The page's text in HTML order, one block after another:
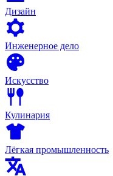
Дизайн
Инженерное дело
Искусство
Кулинария
Лёгкая промышленность